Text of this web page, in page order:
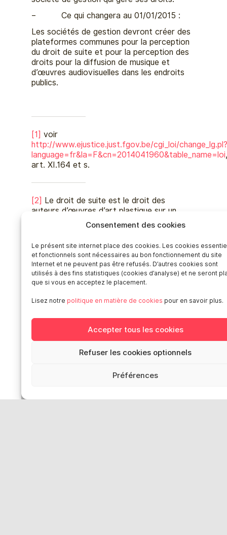
Consentement des cookies
Le présent site internet place des cookies. Les cookies
et fonctionnels sont nécessaires au bon fonctionnement du site
Internet et ne peuvent pas être refusés. D’autres cookies sont
utilisés à des fins statistiques (cookies d’analyse) et ne seront
que si vous en acceptez le placement.
Lisez notre politique en matière de cookies pour en savoir plus.
Accepter tous les cookies
Refuser les cookies optionnels
Préférences
– Ce qui changera au 01/01/2015 :
Les sociétés de gestion devront créer des
plateformes communes pour la perception
du droit de suite et pour la perception des
droits pour la diffusion de musique et
d’œuvres audiovisuelles dans les endroits
publics.
[1] voir
http://www.ejustice.just.fgov.be/cgi_loi/
language=fr&la=F&cn=2014041960&table_name=loi
art. XI.164 et s.
[2] Le droit de suite est le droit des
auteurs d’œuvres d’art plastique sur un
pourcentage du prix de vente de leur travail
en cas de revente par un professionnel du
commerce d’art pour minimum 2000€.
Accès rapides
Actualités – archives